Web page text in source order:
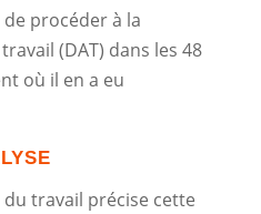
de procéder à la
(DAT) dans les 48
où il en a eu
du travail précise cette